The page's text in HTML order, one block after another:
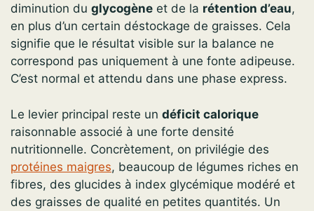
diminution du glycogène et de la rétention d’eau,
en plus d’un certain déstockage de graisses. Cela
signifie que le résultat visible sur la balance ne
correspond pas uniquement à une fonte adipeuse.
C’est normal et attendu dans une phase express.
Le levier principal reste un déficit calorique
raisonnable associé à une forte densité
nutritionnelle. Concrètement, on privilégie des
protéines maigres, beaucoup de légumes riches en
fibres, des glucides à index glycémique modéré et
des graisses de qualité en petites quantités. Un